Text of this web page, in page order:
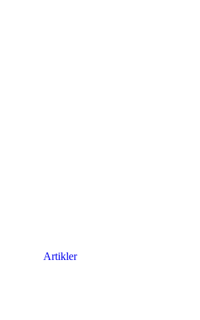
Artikler